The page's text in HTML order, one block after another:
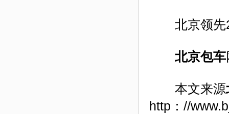
北京领先
北京包车
本文来源
http：//